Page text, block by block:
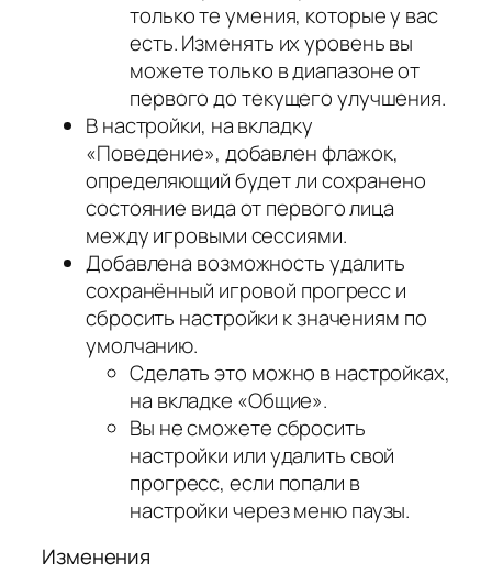
только те умения, которые у вас
есть. Изменять их уровень вы
можете только в диапазоне от
первого до текущего улучшения.
В настройки, на вкладку
«Поведение», добавлен флажок,
определяющий будет ли сохранено
состояние вида от первого лица
между игровыми сессиями.
Добавлена возможность удалить
сохранённый игровой прогресс и
сбросить настройки к значениям по
умолчанию.
Сделать это можно в настройках,
на вкладке «Общие».
Вы не сможете сбросить
настройки или удалить свой
прогресс, если попали в
настройки через меню паузы.
Изменения